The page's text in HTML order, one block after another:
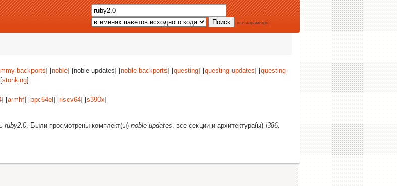
все параметры
backports] [noble] [noble-updates] [noble-backports] [questing] [questing-updates] [questing-
stonking]
] [armhf] [ppc64el ] [riscv64] [s390x]
ruby2.0. Были просмотрены комплект(ы) noble-updates, все секции и архитектура(ы) i386.